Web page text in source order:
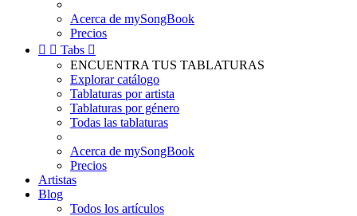
Acerca de mySongBook
Precios
  Tabs 
ENCUENTRA TUS TABLATURAS
Explorar catálogo
Tablaturas por artista
Tablaturas por género
Todas las tablaturas
Acerca de mySongBook
Precios
Artistas
Blog
Todos los artículos